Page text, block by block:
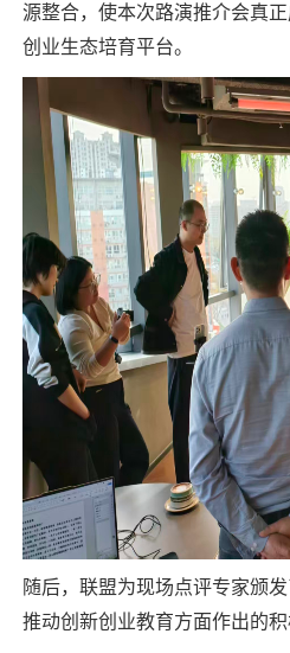
源整合，使本次路演推介会真
创业生态培育平台。
随后，联盟为现场点评专家颁
推动创新创业教育方面作出的积